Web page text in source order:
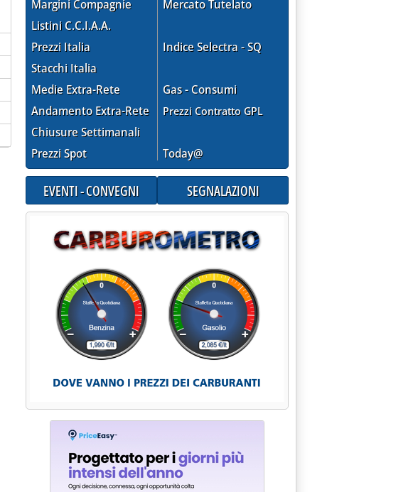
Margini Compagnie
Listini C.C.I.A.A.
Prezzi Italia
Stacchi Italia
Medie Extra-Rete
Andamento Extra-Rete
Chiusure Settimanali
Prezzi Spot
Mercato Tutelato
Indice Selectra - SQ
Gas - Consumi
Prezzi Contratto GPL
Today@
EVENTI - CONVEGNI SEGNALAZIONI